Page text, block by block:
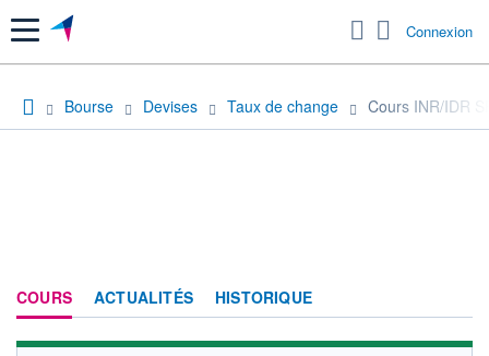
Menu Connexion
Bourse Devises Taux de change Cours INR/IDR
COURS ACTUALITÉS HISTORIQUE